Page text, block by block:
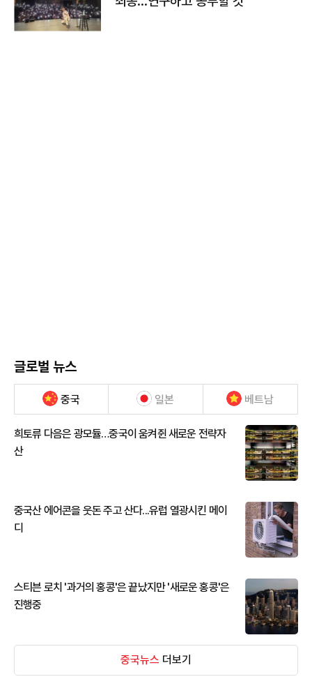
글로벌 뉴스
중국 일본 베트남
희토류 다음은 광모듈…중국이 움켜쥔 새로운 전략자
산
중국산 에어콘을 웃돈 주고 산다...유럽 열광시킨 메이
디
스티븐 로치 '과거의 홍콩'은 끝났지만 '새로운 홍콩'은
진행중
중국뉴스 더보기